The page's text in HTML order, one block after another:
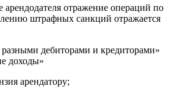
арендодателя отражение операций по
штрафных санкций отражается
дебиторами и кредиторами»
доходы»
арендатору;